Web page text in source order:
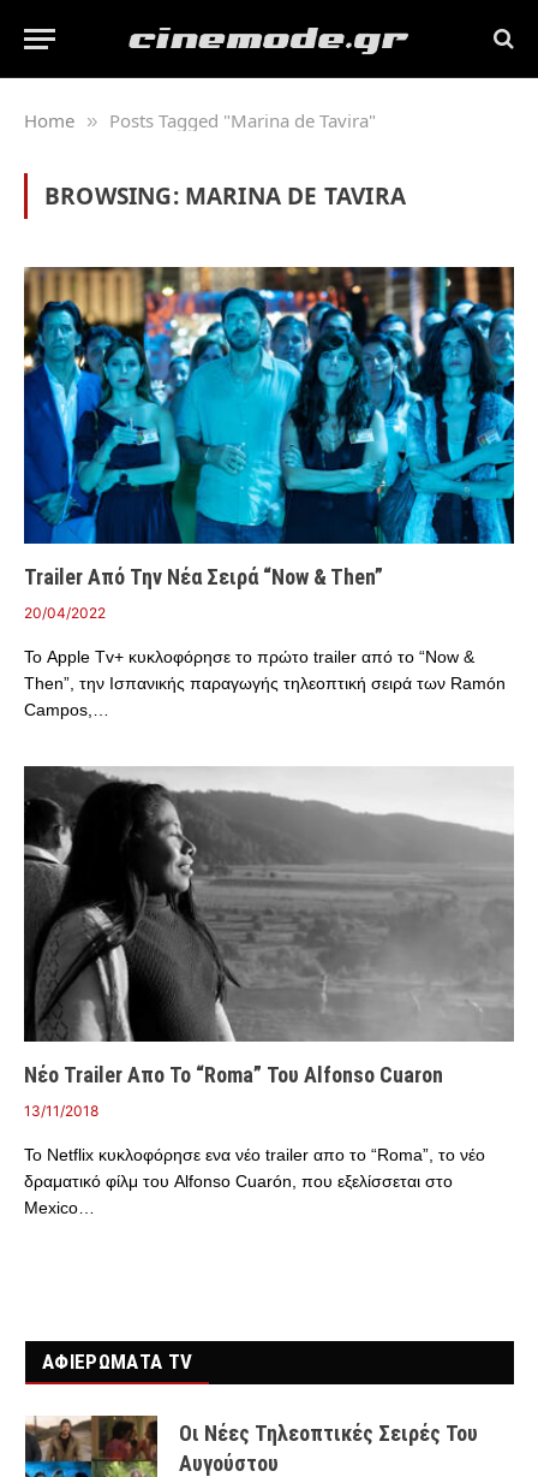
Home » Posts Tagged "Marina de Tavira"
BROWSING: MARINA DE TAVIRA
Trailer Από Την Νέα Σειρά “Now & Then”
20/04/2022
Το Apple Tv+ κυκλοφόρησε το πρώτο trailer από το “Now &
Then”, την Ισπανικής παραγωγής τηλεοπτική σειρά των Ramón
Campos,…
Νέο Trailer Απο Το “Roma” Του Alfonso Cuaron
13/11/2018
Το Netflix κυκλοφόρησε ενα νέο trailer απο το “Roma”, το νέο
δραματικό φίλμ του Alfonso Cuarón, που εξελίσσεται στο
Mexico…
ΑΦΙΕΡΩΜΑΤΑ TV
Οι Νέες Τηλεοπτικές Σειρές Του
Αυγούστου